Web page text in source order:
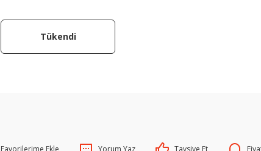
Tükendi
Yorum Yaz Tavsiye Et